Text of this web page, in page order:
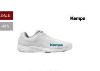
SALE
-40%